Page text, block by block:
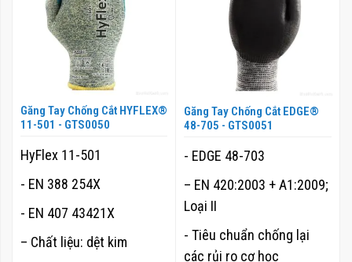
Găng Tay Chống Cắt HYFLEX®
11-501 - GTS0050
HyFlex 11-501
- EN 388 254X
- EN 407 43421X
– Chất liệu: dệt kim
Găng Tay Chống Cắt EDGE®
48-705 - GTS0051
- EDGE 48-703
– EN 420:2003 + A1:2009;
Loại II
- Tiêu chuẩn chống lại
các rủi ro cơ học